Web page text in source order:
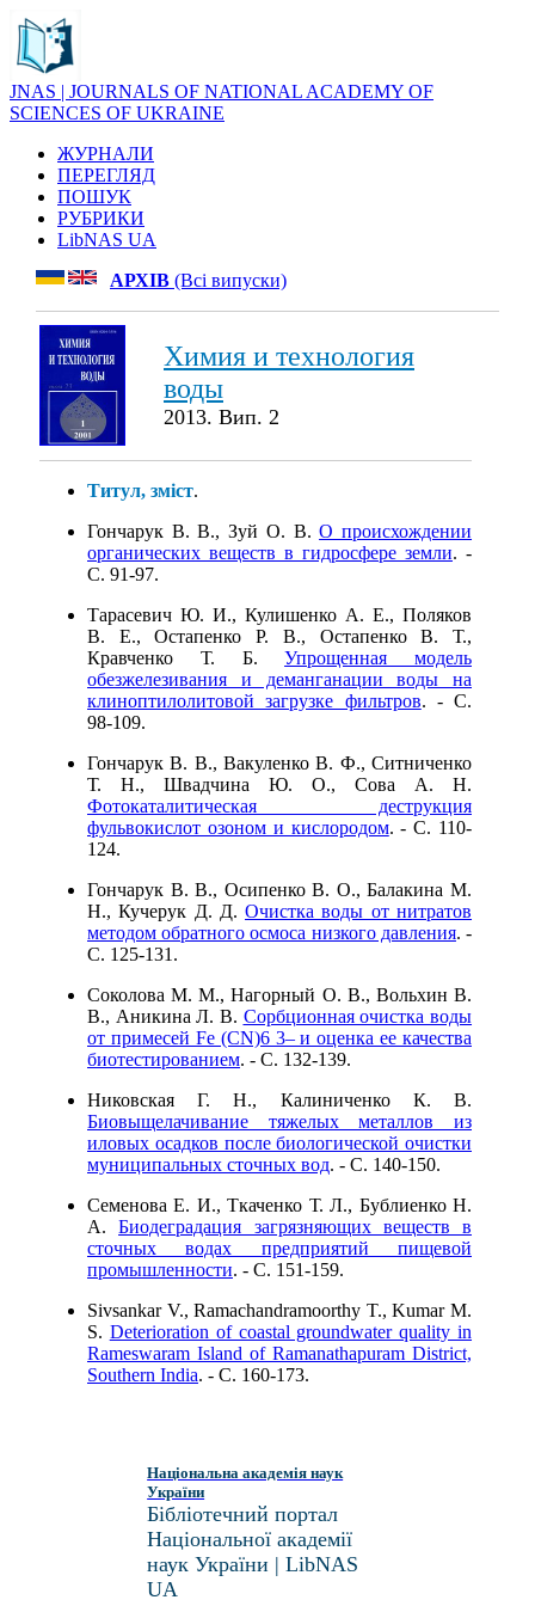
JNAS | JOURNALS OF NATIONAL ACADEMY OF
SCIENCES OF UKRAINE
ЖУРНАЛИ
ПЕРЕГЛЯД
ПОШУК
РУБРИКИ
LibNAS UA
АРХІВ (Всі випуски)
Химия и технология
воды
2013. Вип. 2
Титул, зміст.
Гончарук В. В., Зуй О. В.О происхождении
органических веществ в гидросфере земли. -
C. 91-97.
Тарасевич Ю. И., Кулишенко А. Е., Поляков
В. Е., Остапенко Р. В., Остапенко В. Т.,
Кравченко Т. Б.Упрощенная модель
обезжелезивания и деманганации воды на
клиноптилолитовой загрузке фильтров. - C.
98-109.
Гончарук В. В., Вакуленко В. Ф., Ситниченко
Т. Н., Швадчина Ю. О., Сова А. Н.
Фотокаталитическая деструкция
фульвокислот озоном и кислородом. - C. 110-
124.
Гончарук В. В., Осипенко В. О., Балакина М.
Н., Кучерук Д. Д.Очистка воды от нитратов
методом обратного осмоса низкого давления. -
C. 125-131.
Соколова М. М., Нагорный О. В., Вольхин В.
В., Аникина Л. В. Сорбционная очистка воды
от примесей Fe (CN)6 3– и оценка ее качества
биотестированием. - C. 132-139.
Никовская Г. Н., Калиниченко К. В.
Биовыщелачивание тяжелых металлов из
иловых осадков после биологической очистки
муниципальных сточных вод. - C. 140-150.
Семeнова Е. И., Ткаченко Т. Л., Бублиенко Н.
А.Биодеградация загрязняющих веществ в
сточных водах предприятий пищевой
промышленности. - C. 151-159.
Sivsankar V., Ramachandramoorthy T., Kumar M.
S. Deterioration of coastal groundwater quality in
Rameswaram Island of Ramanathapuram District,
Southern India. - C. 160-173.
Національна академія наук
України
Бібліотечний портал
Національної академії
наук України | LibNAS
UA